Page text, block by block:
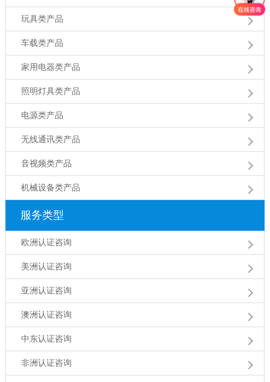
玩具类产品
车载类产品
家用电器类产品
照明灯具类产品
电源类产品
无线通讯类产品
音视频类产品
机械设备类产品
服务类型
欧洲认证咨询
美洲认证咨询
亚洲认证咨询
澳洲认证咨询
中东认证咨询
非洲认证咨询